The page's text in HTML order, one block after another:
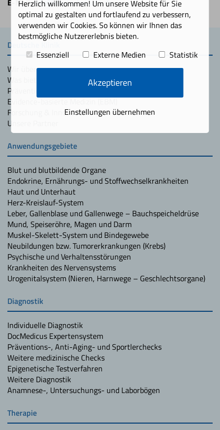
Deutsche Klinik
Wir über uns
Was bieten wir unseren Patienten?
Präventionsmedizin
Evidence-basierte Medizin (EBM)
Forschung & Innovation
Unsere Partner
Anwendungsgebiete
Blut und blutbildende Organe
Endokrine, Ernährungs- und Stoffwechselkrankheiten
Haut und Unterhaut
Herz-Kreislauf-System
Leber, Gallenblase und Gallenwege – Bauchspeicheldrüse
Mund, Speiseröhre, Magen und Darm
Muskel-Skelett-System und Bindegewebe
Neubildungen bzw. Tumorerkrankungen (Krebs)
Psychische und Verhaltensstörungen
Krankheiten des Nervensystems
Urogenitalsystem (Nieren, Harnwege – Geschlechtsorgane)
Diagnostik
Individuelle Diagnostik
DocMedicus Expertensystem
Präventions-, Anti-Aging- und Sportlerchecks
Weitere medizinische Checks
Epigenetische Testverfahren
Weitere Diagnostik
Anamnese-, Untersuchungs- und Laborbögen
Therapie
Herzlich willkommen! Um unsere Website für Sie
optimal zu gestalten und fortlaufend zu verbessern,
verwenden wir Cookies. So können wir Ihnen das
bestmögliche Nutzererlebnis bieten.
Essenziell
Externe Medien Statistik
Akzeptieren
Einstellungen übernehmen